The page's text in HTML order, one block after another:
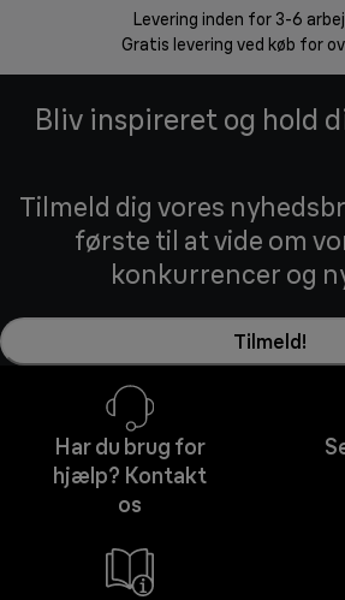
Levering inden for 3-6
Gratis levering ved køb for
Bliv inspireret og hold
Tilmeld dig vores
første til at vide om
konkurrencer og
Tilmeld!
Har du brug for
hjælp? Kontakt
os